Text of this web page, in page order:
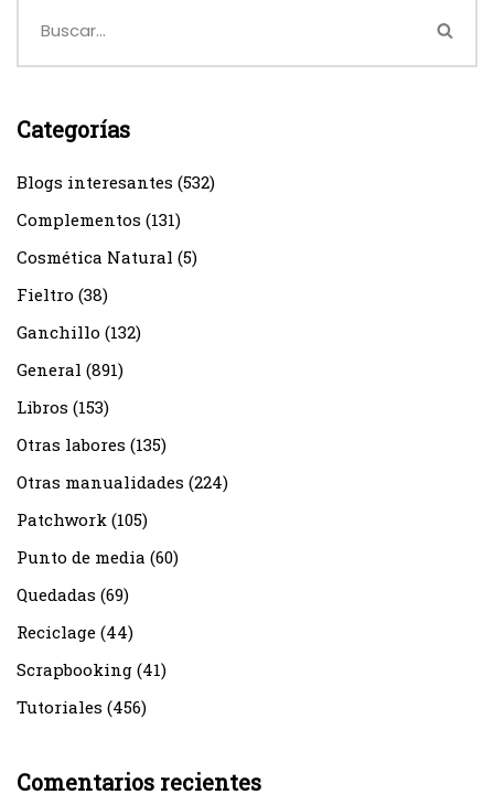
Categorías
Blogs interesantes (532)
Complementos (131)
Cosmética Natural (5)
Fieltro (38)
Ganchillo (132)
General (891)
Libros (153)
Otras labores (135)
Otras manualidades (224)
Patchwork (105)
Punto de media (60)
Quedadas (69)
Reciclage (44)
Scrapbooking (41)
Tutoriales (456)
Comentarios recientes